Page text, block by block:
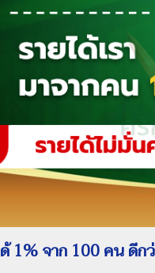
1% จาก 100 คน ดีก